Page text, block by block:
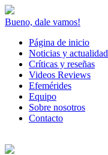
Bueno, dale vamos!
Página de inicio
Noticias y actualidad
Críticas y reseñas
Videos Reviews
Efemérides
Equipo
Sobre nosotros
Contacto